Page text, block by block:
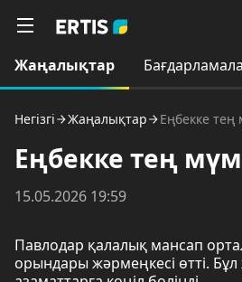
Жаңалықтар
Негізгі Жаңалықтар Еңбекке тең
Еңбекке тең
15.05.2026 19:59
Павлодар қалалық мансап
орындары жәрмеңкесі өтті. Бұл